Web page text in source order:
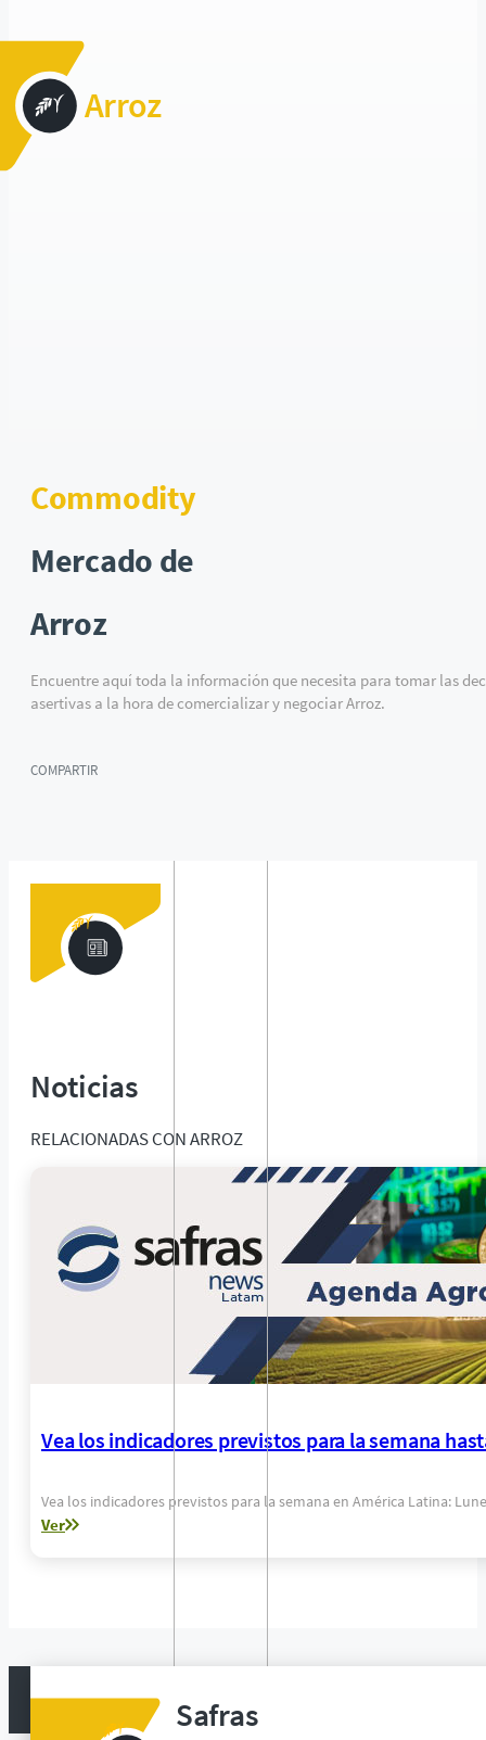
Arroz
Commodity
Mercado de
Arroz
Encuentre aquí toda la información que necesita para tomar las
asertivas a la hora de comercializar y negociar Arroz.
COMPARTIR
Noticias
RELACIONADAS CONARROZ
Vea los indicadores previstos para la semana
Vea los indicadores previstos para la semana en América Latina:
Ver
Safras